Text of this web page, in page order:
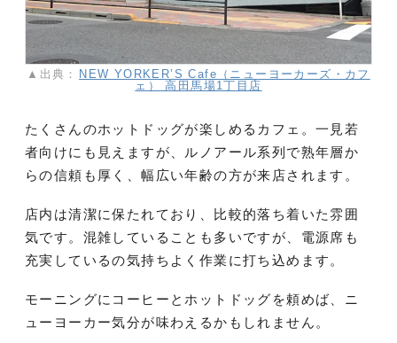
▲出典：
NEW YORKER’S Cafe（ニューヨーカーズ・カフ
ェ） 高田馬場1丁目店
たくさんのホットドッグが楽しめるカフェ。一見若
者向けにも見えますが、ルノアール系列で熟年層か
らの信頼も厚く、幅広い年齢の方が来店されます。
店内は清潔に保たれており、比較的落ち着いた雰囲
気です。混雑していることも多いですが、電源席も
充実しているの気持ちよく作業に打ち込めます。
モーニングにコーヒーとホットドッグを頼めば、ニ
ューヨーカー気分が味わえるかもしれません。